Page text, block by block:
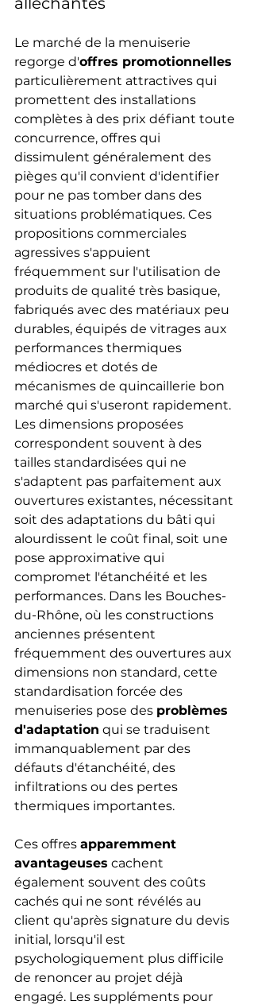
Le marché de la menuiserie
regorge d'offres promotionnelles
particulièrement attractives qui
promettent des installations
complètes à des prix défiant toute
concurrence, offres qui
dissimulent généralement des
pièges qu'il convient d'identifier
pour ne pas tomber dans des
situations problématiques. Ces
propositions commerciales
agressives s'appuient
fréquemment sur l'utilisation de
produits de qualité très basique,
fabriqués avec des matériaux peu
durables, équipés de vitrages aux
performances thermiques
médiocres et dotés de
mécanismes de quincaillerie bon
marché qui s'useront rapidement.
Les dimensions proposées
correspondent souvent à des
tailles standardisées qui ne
s'adaptent pas parfaitement aux
ouvertures existantes, nécessitant
soit des adaptations du bâti qui
alourdissent le coût final, soit une
pose approximative qui
compromet l'étanchéité et les
performances. Dans les Bouches-
du-Rhône, où les constructions
anciennes présentent
fréquemment des ouvertures aux
dimensions non standard, cette
standardisation forcée des
menuiseries pose des problèmes
d'adaptation qui se traduisent
immanquablement par des
défauts d'étanchéité, des
infiltrations ou des pertes
thermiques importantes.
Ces offres apparemment
avantageuses cachent
également souvent des coûts
cachés qui ne sont révélés au
client qu'après signature du devis
initial, lorsqu'il est
psychologiquement plus difficile
de renoncer au projet déjà
engagé. Les suppléments pour